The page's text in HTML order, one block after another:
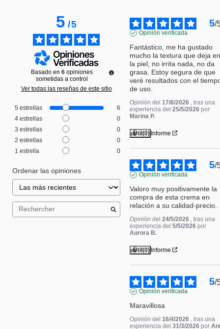
5/5
Basado en 6 opiniones
sometidas a control
Ver todas las reseñas de este sitio
5 estrellas
6
4 estrellas
0
3 estrellas
0
2 estrellas
0
1 estrella 0
Ordenar las opiniones
5/
Opinión verificada
Fantástico, me ha gustado
mucho la textura que deja
la piel, no irrita nada, no da
grasa. Estoy segura de que
veré resultados con el
de uso.
Opinión del17/6/2026 , tras una
experiencia del25/5/2026 por
Marina P.
Útil(0) Informe
5/
Opinión verificada
Valoro muy positivamente la
compra de esta crema en
relación a su calidad-precio.
Opinión del24/5/2026 , tras una
experiencia del5/5/2026 por
Aurora B.
Útil(0) Informe
5/
Opinión verificada
Maravillosa
Opinión del16/4/2026 , tras una
experiencia del31/3/2026 por